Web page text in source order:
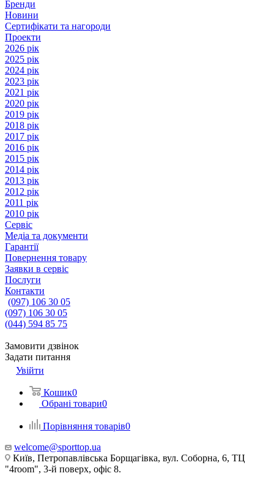
Бренди
Новини
Сертифікати та нагороди
Проекти
2026 рік
2025 рік
2024 рік
2023 рік
2021 рік
2020 рік
2019 рік
2018 рік
2017 рік
2016 рік
2015 рік
2014 рік
2013 рік
2012 рік
2011 рік
2010 рік
Сервіс
Медіа та документи
Гарантії
Повернення товару
Заявки в сервіс
Послуги
Контакти
(097) 106 30 05
(097) 106 30 05
(044) 594 85 75
Замовити дзвінок
Задати питання
Увійти
Кошик0
Обрані товари0
Порівняння товарів0
welcome@sporttop.ua
Київ, Петропавлівська Борщагівка, вул. Соборна, 6, ТЦ
"4room", 3-й поверх, офіс 8.